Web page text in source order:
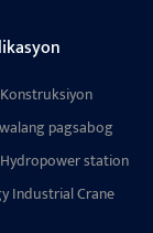
pagsabog
station
Industrial Crane